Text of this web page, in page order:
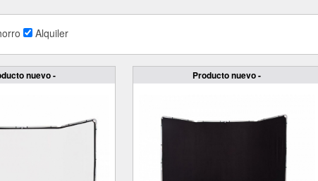
Alquiler
nuevo - Producto nuevo -